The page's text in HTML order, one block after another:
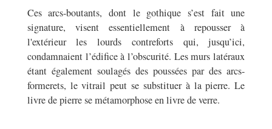
Ces arcs-boutants, dont le gothique s’est fait une
signature, visent essentiellement à repousser à
l'extérieur les lourds contreforts qui, jusqu’ici,
condamnaient l’édifice à l’obscurité. Les murs latéraux
étant également soulagés des poussées par des arcs-
formerets, le vitrail peut se substituer à la pierre. Le
livre de pierre se métamorphose en livre de verre.